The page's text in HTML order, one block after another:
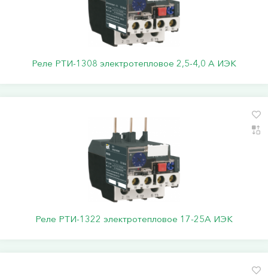
Реле РТИ-1308 электротепловое 2,5-4,0 А ИЭК
Реле РТИ-1322 электротепловое 17-25А ИЭК